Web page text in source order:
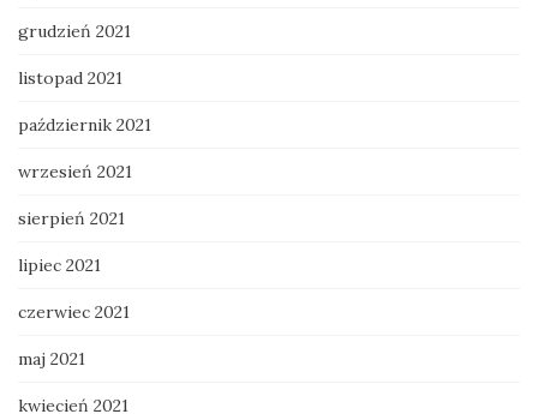
grudzień 2021
listopad 2021
październik 2021
wrzesień 2021
sierpień 2021
lipiec 2021
czerwiec 2021
maj 2021
kwiecień 2021